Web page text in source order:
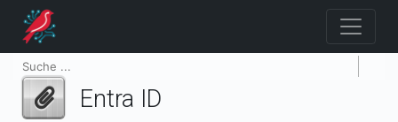
Entra ID